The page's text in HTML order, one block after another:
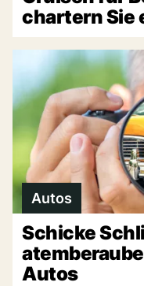
chartern Sie
Autos
Schicke
Autos